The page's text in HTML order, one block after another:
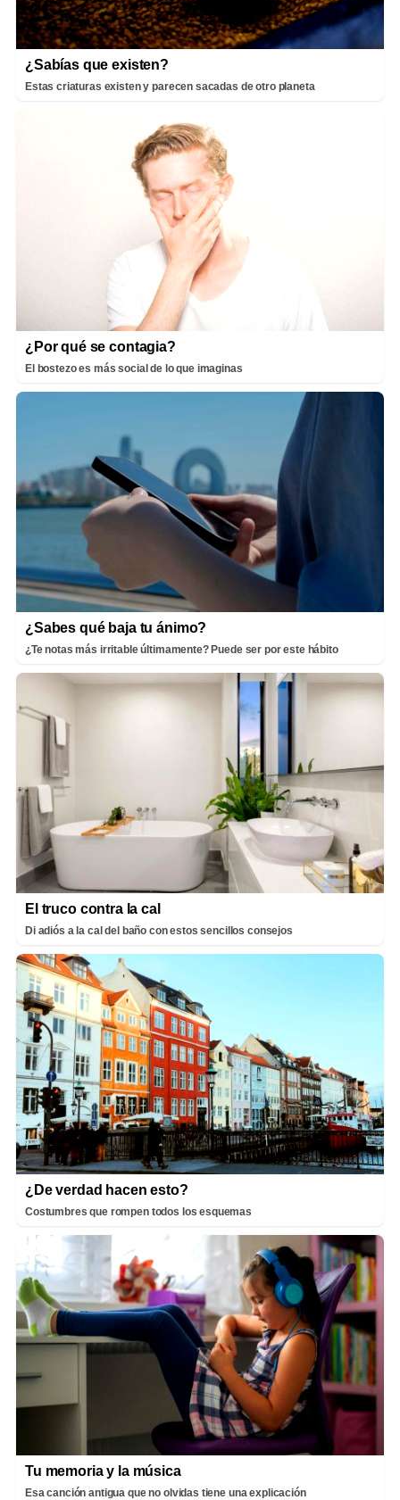
¿Sabías que existen?
Estas criaturas existen y parecen sacadas de otro planeta
¿Por qué se contagia?
El bostezo es más social de lo que imaginas
¿Sabes qué baja tu ánimo?
¿Te notas más irritable últimamente? Puede ser por este hábito
El truco contra la cal
Di adiós a la cal del baño con estos sencillos consejos
¿De verdad hacen esto?
Costumbres que rompen todos los esquemas
Tu memoria y la música
Esa canción antigua que no olvidas tiene una explicación